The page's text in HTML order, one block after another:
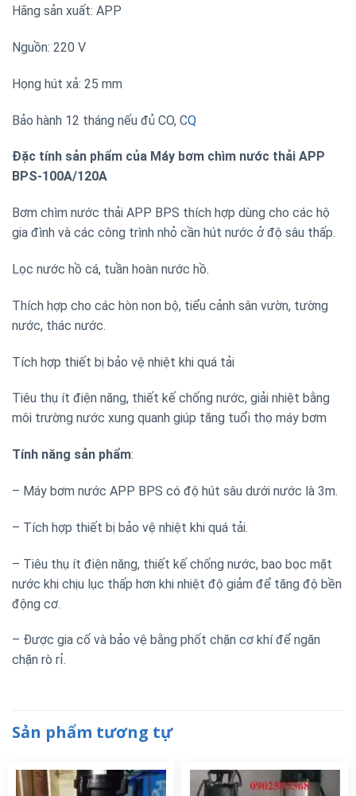
Hãng sản xuất: APP
Nguồn: 220 V
Họng hút xả: 25 mm
Bảo hành 12 tháng nếu đủ CO, CQ
Đặc tính sản phẩm của Máy bơm chìm nước thải APP
BPS-100A/120A
Bơm chìm nước thải APP BPS thích hợp dùng cho các hộ
gia đình và các công trình nhỏ cần hút nước ở độ sâu thấp.
Lọc nước hồ cá, tuần hoàn nước hồ.
Thích hợp cho các hòn non bộ, tiểu cảnh sân vườn, tường
nước, thác nước.
Tích hợp thiết bị bảo vệ nhiệt khi quá tải
Tiêu thụ ít điện năng, thiết kế chống nước, giải nhiệt bằng
môi trường nước xung quanh giúp tăng tuổi thọ máy bơm
Tính năng sản phẩm:
– Máy bơm nước APP BPS có độ hút sâu dưới nước là 3m.
– Tích hợp thiết bị bảo vệ nhiệt khi quá tải.
– Tiêu thụ ít điện năng, thiết kế chống nước, bao bọc mặt
nước khi chịu lục thấp hơn khi nhiệt độ giảm để tăng độ bền
động cơ.
– Được gia cố và bảo vệ bằng phốt chặn cơ khí để ngăn
chặn rò rỉ.
Sản phẩm tương tự